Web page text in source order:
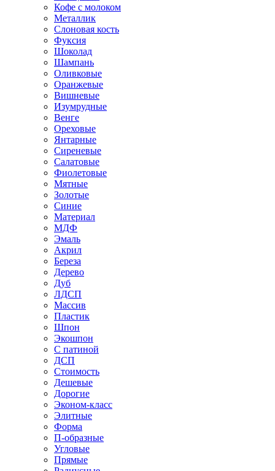
Кофе с молоком
Металлик
Слоновая кость
Фуксия
Шоколад
Шампань
Оливковые
Оранжевые
Вишневые
Изумрудные
Венге
Ореховые
Янтарные
Сиреневые
Салатовые
Фиолетовые
Мятные
Золотые
Синие
Материал
МДФ
Эмаль
Акрил
Береза
Дерево
Дуб
ЛДСП
Массив
Пластик
Шпон
Экошпон
С патиной
ДСП
Стоимость
Дешевые
Дорогие
Эконом-класс
Элитные
Форма
П-образные
Угловые
Прямые